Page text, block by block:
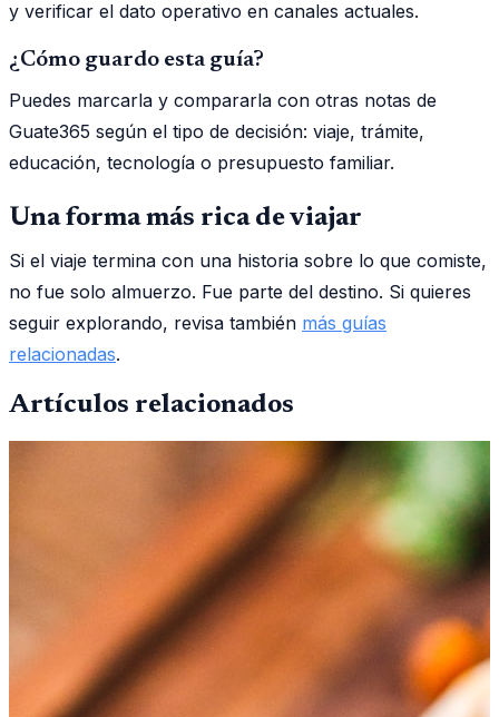
y verificar el dato operativo en canales actuales.
¿Cómo guardo esta guía?
Puedes marcarla y compararla con otras notas de
Guate365 según el tipo de decisión: viaje, trámite,
educación, tecnología o presupuesto familiar.
Una forma más rica de viajar
Si el viaje termina con una historia sobre lo que comiste,
no fue solo almuerzo. Fue parte del destino. Si quieres
seguir explorando, revisa también más guías
relacionadas.
Artículos relacionados